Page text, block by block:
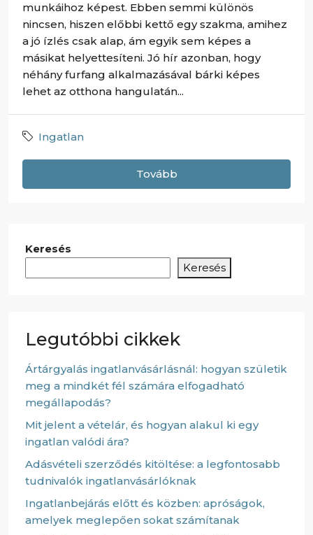
munkáihoz képest. Ebben semmi különös
nincsen, hiszen előbbi kettő egy szakma, amihez
a jó ízlés csak alap, ám egyik sem képes a
másikat helyettesíteni. Jó hír azonban, hogy
néhány furfang alkalmazásával bárki képes
lehet az otthona hangulatán...
Ingatlan
Tovább
Keresés
Keresés
Legutóbbi cikkek
Ártárgyalás ingatlanvásárlásnál: hogyan születik
meg a mindkét fél számára elfogadható
megállapodás?
Mit jelent a vételár, és hogyan alakul ki egy
ingatlan valódi ára?
Adásvételi szerződés kitöltése: a legfontosabb
tudnivalók ingatlanvásárlóknak
Ingatlanbejárás előtt és közben: apróságok,
amelyek meglepően sokat számítanak